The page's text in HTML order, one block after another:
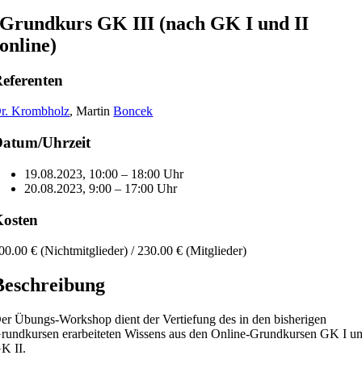
Grundkurs GK III (nach GK I und II
online)
Krombholz, MartinBoncek
Uhrzeit
19.08.2023, 10:00 – 18:00 Uhr
20.08.2023, 9:00 – 17:00 Uhr
€ (Nichtmitglieder) / 230.00 € (Mitglieder)
Übungs-Workshop dient der Vertiefung des in den bisherigen
erarbeiteten Wissens aus den Online-Grundkursen GK I
II.